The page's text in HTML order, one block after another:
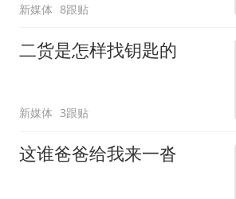
新媒体 8跟贴
二货是怎样找钥匙的
新媒体 3跟贴
这谁爸爸给我来一沓